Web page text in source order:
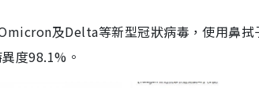
及Delta等新型冠狀病毒，使用鼻拭
度98.1%。